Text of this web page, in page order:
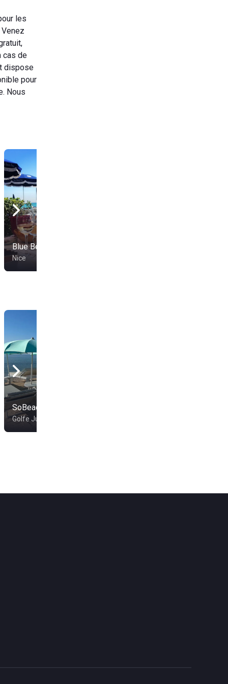
les
cas de
dispose
pour
Nous
Blue Beach
Nice
SoBeach
Golfe Juan